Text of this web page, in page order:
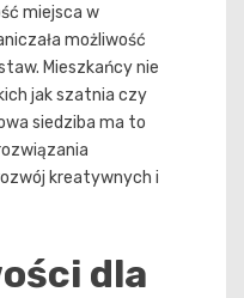
miejsca w
możliwość
Mieszkańcy nie
jak szatnia czy
siedziba ma to
kreatywnych i
dla